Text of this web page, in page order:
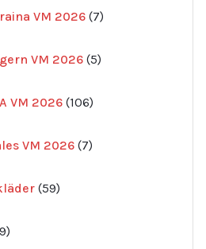
VM 2026 7
produkter
VM 2026 5
produkter
VM 2026 106
produkter
VM 2026 7
produkter
59
produkter
produkter